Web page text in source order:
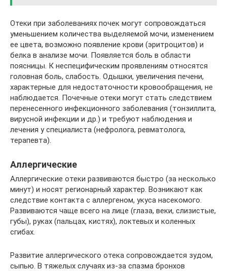
Отеки при заболеваниях почек могут сопровождаться
уменьшением количества выделяемой мочи, изменением
ее цвета, возможно появление крови (эритроцитов) и
белка в анализе мочи. Появляется боль в области
поясницы. К неспецифическим проявлениям относятся
головная боль, слабость. Одышки, увеличения печени,
характерные для недостаточности кровообращения, не
наблюдается. Почечные отеки могут стать следствием
перенесенного инфекционного заболевания (тонзиллита,
вирусной инфекции и др.) и требуют наблюдения и
лечения у специалиста (нефролога, ревматолога,
терапевта).
Аллергические
Аллергические отеки развиваются быстро (за несколько
минут) и носят регионарный характер. Возникают как
следствие контакта с аллергеном, укуса насекомого.
Развиваются чаще всего на лице (глаза, веки, слизистые,
губы), руках (пальцах, кистях), локтевых и коленных
сгибах.
Развитие аллергического отека сопровождается зудом,
сыпью. В тяжелых случаях из-за спазма бронхов